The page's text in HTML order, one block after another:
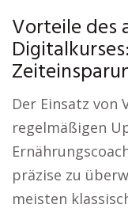
Vorteile des
Der Einsatz von
regelmäßigen
präzise zu
meisten